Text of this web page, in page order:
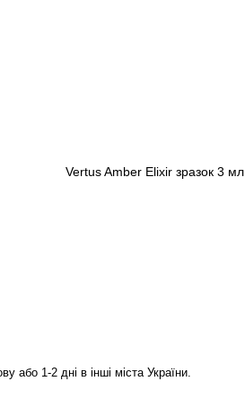
Vertus Amber Elixir зразок 3 мл
1-2 дні в інші міста України.